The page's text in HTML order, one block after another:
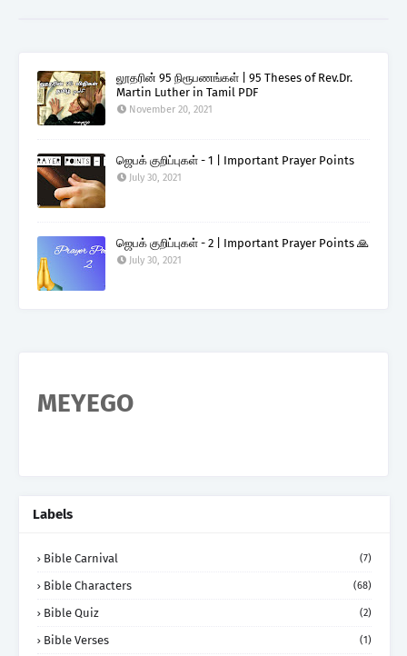
லூதரின் 95 நிரூபணங்கள் | 95 Theses of Rev.Dr.
Martin Luther in Tamil PDF
November 20, 2021
ஜெபக் குறிப்புகள் - 1 | Important Prayer Points
July 30, 2021
ஜெபக் குறிப்புகள் - 2 | Important Prayer Points 🙏
July 30, 2021
MEYEGO
Labels
Bible Carnival (7)
Bible Characters (68)
Bible Quiz (2)
Bible Verses (1)